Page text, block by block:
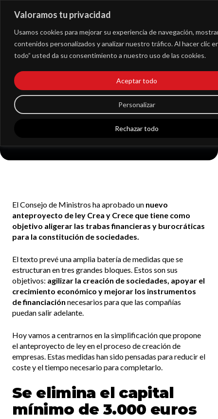
Valoramos tu privacidad
Usamos cookies para mejorar su experiencia de navegación,
contenidos personalizados y analizar nuestro tráfico. Al hacer clic
todo” usted da su consentimiento a nuestro uso de las cookies.
Personalizar
Rechazar todo
Aceptar todo
El anteproyecto de ley
Crea y Crece prevé la
constitución de
sociedades limitadas
por un euro
El Consejo de Ministros ha aprobado un nuevo
anteproyecto de ley Crea y Crece que tiene como
objetivo aligerar las trabas financieras y burocráticas
para la constitución de sociedades.
El texto prevé una amplia batería de medidas que se
estructuran en tres grandes bloques. Estos son sus
objetivos: agilizar la creación de sociedades, apoyar el
crecimiento económico y mejorar los instrumentos
de financiación necesarios para que las compañías
puedan salir adelante.
Hoy vamos a centrarnos en la simplificación que propone
el anteproyecto de ley en el proceso de creación de
empresas. Estas medidas han sido pensadas para reducir el
coste y el tiempo necesario para completarlo.
Se elimina el capital
mínimo de 3.000 euros